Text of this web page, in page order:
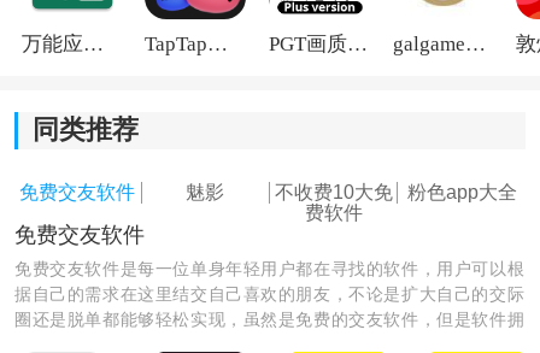
3. 搜索功能清晰，可通过昵称或关键词快速找到目标主
万能应用隐藏 TapTap国际版2026 PGT画质助手旧版 galgame游戏盒子2026
同类推荐
免费交友软件 魅影
不收费10大免
费软件
粉色app大全
免费交友软件
免费交友软件是每一位单身年轻用户都在寻找的软件，用户可以根
据自己的需求在这里结交自己喜欢的朋友，不论是扩大自己的交际
圈还是脱单都能够轻松实现，虽然是免费的交友软件，但是软件拥